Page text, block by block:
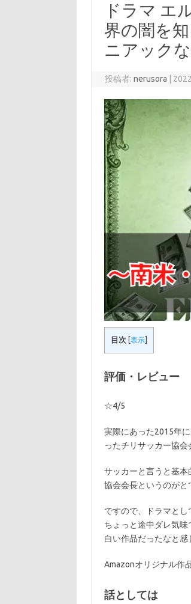
ドラマ エ
界の闇を
ニアック
投稿者:nerusora
目次 [表示]
評価・レビュー
☆4/5
実際にあった2015年
ったチリサッカー協会
サッカーと言うと基
協会会長というのがと
ですので、ドラマと
ちょっと途中ダレ気
白い作品だったなと
Amazonオリジナル作
話としては